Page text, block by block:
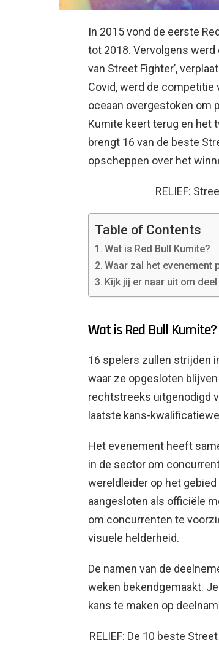
In 2015 vond de eerste
tot 2018. Vervolgens werd
van Street Fighter’,
Covid, werd de competitie
oceaan overgestoken om
Kumite keert terug en het
brengt 16 van de beste
opscheppen over het
RELIEF:
Table of Contents
Wat is Red Bull Kumite?
Waar zal het evenement
Kijk jij er naar uit om
Wat is Red Bull Kumite?
16 spelers zullen strijden
waar ze opgesloten
rechtstreeks uitgenodigd
laatste kans-
Het evenement heeft
in de sector om
wereldleider op het
aangesloten als officiële
om concurrenten te
visuele helderheid.
De namen van de
weken bekendgemaakt.
kans te maken op
RELIEF: De 10 beste